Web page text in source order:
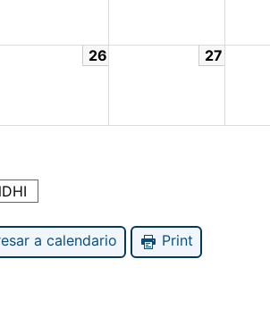
26 27
a calendario Print